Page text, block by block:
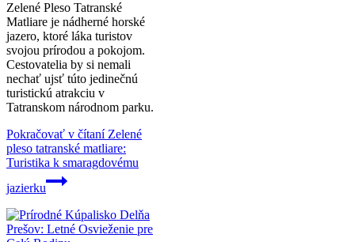
Zelené Pleso Tatranské
Matliare je nádherné horské
jazero, ktoré láka turistov
svojou prírodou a pokojom.
Cestovatelia by si nemali
nechať ujsť túto jedinečnú
turistickú atrakciu v
Tatranskom národnom parku.
Pokračovať v čítaníZelené
pleso tatranské matliare:
Turistika k smaragdovému
jazierku